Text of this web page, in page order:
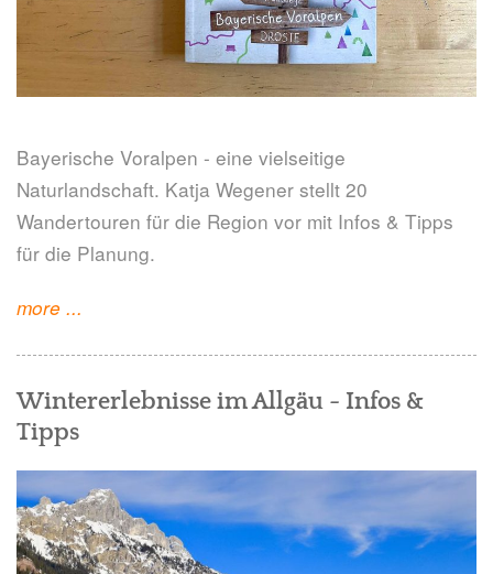
Bayerische Voralpen - eine vielseitige
Naturlandschaft. Katja Wegener stellt 20
Wandertouren für die Region vor mit Infos & Tipps
für die Planung.
more
für
die
Seele"
...
Wintererlebnisse im Allgäu - Infos &
Tipps